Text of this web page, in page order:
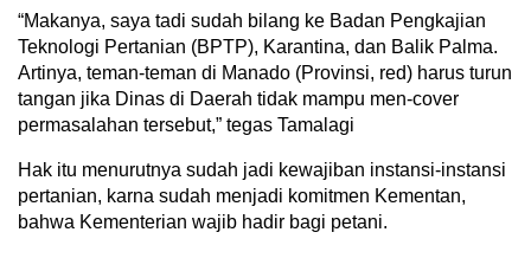
“Makanya, saya tadi sudah bilang ke Badan Pengkajian
Teknologi Pertanian (BPTP), Karantina, dan Balik Palma.
Artinya, teman-teman di Manado (Provinsi, red) harus turun
tangan jika Dinas di Daerah tidak mampu men-cover
permasalahan tersebut,” tegas Tamalagi
Hak itu menurutnya sudah jadi kewajiban instansi-instansi
pertanian, karna sudah menjadi komitmen Kementan,
bahwa Kementerian wajib hadir bagi petani.